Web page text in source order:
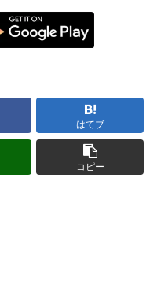
はてブ
コピー